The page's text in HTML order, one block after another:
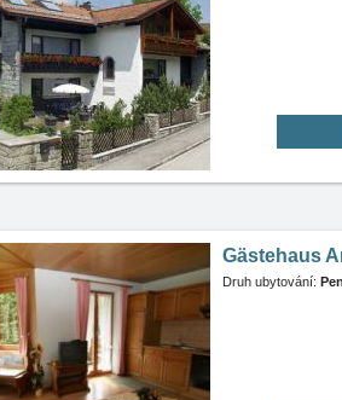
Gästehaus
Druh ubytování: